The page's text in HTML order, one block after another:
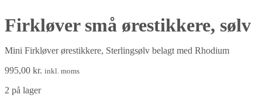
Firkløver små ørestikkere, sølv
Mini Firkløver ørestikkere, Sterlingsølv belagt med Rhodium
995,00 kr. inkl. moms
2 på lager